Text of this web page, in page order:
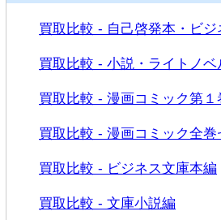
段ボール無料
返送料無料
1冊買取
買取比較 - 自己啓発本・ビジ
買取比較 - 小説・ライトノベ
買取比較 - 漫画コミック第１
買取比較 - 漫画コミック全巻
買取比較 - ビジネス文庫本編
買取比較 - 文庫小説編